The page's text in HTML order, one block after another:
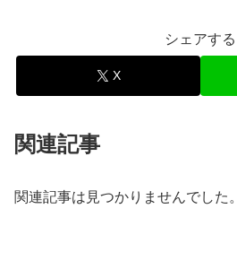
シェアする
X
関連記事
関連記事は見つかりませんでした。